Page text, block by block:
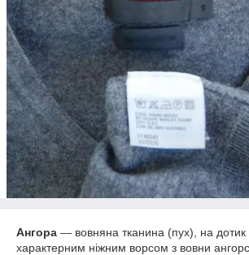
Ангора — вовняна тканина (пух), на дотик
характерним ніжним ворсом з вовни